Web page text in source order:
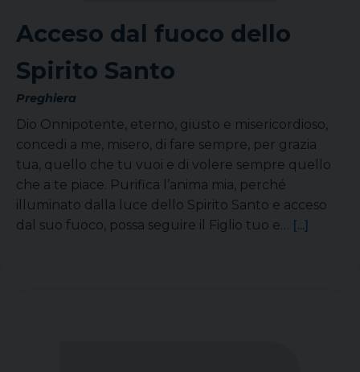
Acceso dal fuoco dello
Spirito Santo
Preghiera
Dio Onnipotente, eterno, giusto e misericordioso,
concedi a me, misero, di fare sempre, per grazia
tua, quello che tu vuoi e di volere sempre quello
che a te piace. Purifica l’anima mia, perché
illuminato dalla luce dello Spirito Santo e acceso
dal suo fuoco, possa seguire il Figlio tuo e… [...]